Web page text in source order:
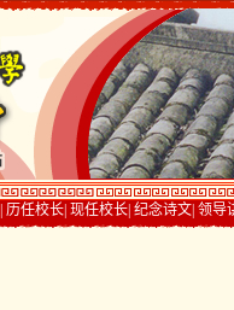
历任校长| 现任校长| 纪念诗文| 领导